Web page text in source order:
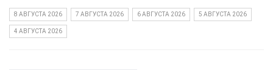
8 АВГУСТА 2026 7 АВГУСТА 2026 6 АВГУСТА 2026 5 АВГУСТА 2026
4 АВГУСТА 2026